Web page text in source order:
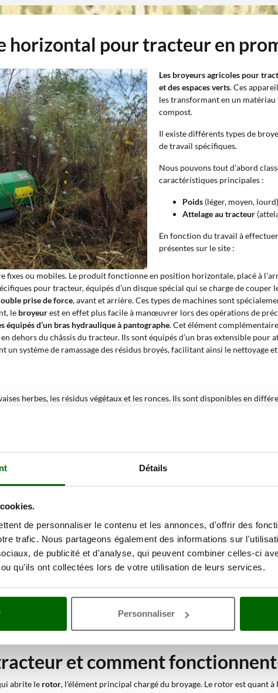
Détails
de personnaliser le contenu et les annonces, d'offrir des
trafic. Nous partageons également des informations sur
de publicité et d'analyse, qui peuvent combiner celles-ci
qu'ils ont collectées lors de votre utilisation de leurs services.
Personnaliser
horizontal pour tracteur en
Les broyeurs agricoles pour
et des espaces verts. Ces
les transformant en un
compost.
Il existe différents types de
de travail spécifiques.
Nous pouvons tout d'abord
caractéristiques principales :
Poids (léger, moyen, lourd)
Attelage au tracteur
En fonction du travail à
présentes sur le site :
fixes ou mobiles. Le produit fonctionne en position horizontale, placé à
pour tracteur, équipés d’un disque spécial qui se charge de
prise de force, avant et arrière. Ces types de machines sont
le broyeurest en effet plus facile à manœuvrer lors des opérations de
équipés d’un bras hydraulique à pantographe. Cet élément
du châssis du tracteur. Ils sont équipés d’un bras extensible pour
un système de ramassage des résidus broyés, facilitant ainsi le nettoyage
herbes, les résidus végétaux et les ronces. Ils sont disponibles en
des troncs ou entre les différentes rangées des cultures agricoles.
soit monté à l'avant ou à l'arrière. Les modèles disponibles présentent
les résidus végétaux et les broussailles des bords de route et des
sa fonction ?
pour éliminer les mauvaises herbes, les résidus végétaux et les
à couper et à broyer tout type d’arbuste – même s’il est bien
engrais très utile.
excès que cette machine s'est imposée sur le marché sousdifférents noms
broyeur pour tracteur.
extrêmement répandue, notamment
le marché de nombreux modèles, qui se distinguent par leur destination
et comment
abrite le rotor, l'élément principal chargé du broyage. Le rotor est quant à